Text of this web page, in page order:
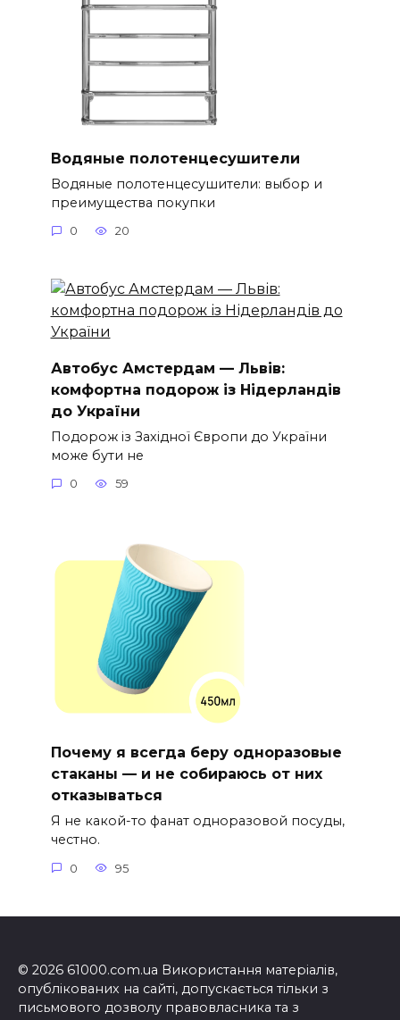
Водяные полотенцесушители
Водяные полотенцесушители: выбор и
преимущества покупки
0 20
Автобус Амстердам — Львів:
комфортна подорож із Нідерландів
до України
Подорож із Західної Європи до України
може бути не
0 59
Почему я всегда беру одноразовые
стаканы — и не собираюсь от них
отказываться
Я не какой-то фанат одноразовой посуды,
честно.
0 95
© 2026 61000.com.ua Використання матеріалів,
опублікованих на сайті, допускається тільки з
письмового дозволу правовласника та з